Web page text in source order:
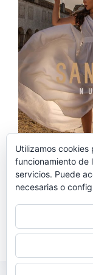
‘Nuvem de
regreso de Sangre
cuyas raíces
tema es una
iniciativa
Noemí
Utilizamos
funcionamiento de
servicios. Puede
necesarias o